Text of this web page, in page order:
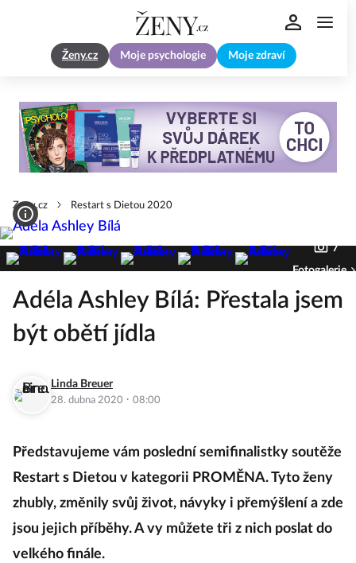
Ženy.cz Moje psychologie Moje zdraví
Zeny.cz Restart s Dietou 2020
7
Fotogalerie
Adéla Ashley Bílá: Přestala jsem
být obětí jídla
Linda Breuer
28. dubna 2020 · 08:00
Představujeme vám poslední semifinalistky soutěže
Restart s Dietou v kategorii PROMĚNA. Tyto ženy
zhubly, změnily svůj život, návyky i přemýšlení a zde
jsou jejich příběhy. A vy můžete tři z nich poslat do
velkého finále.